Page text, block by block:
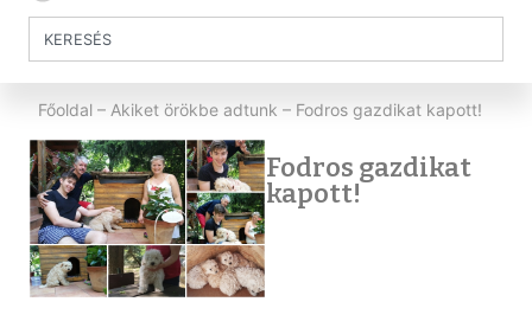
Főoldal – Akiket örökbe adtunk – Fodros gazdikat kapott!
Fodros gazdikat
kapott!